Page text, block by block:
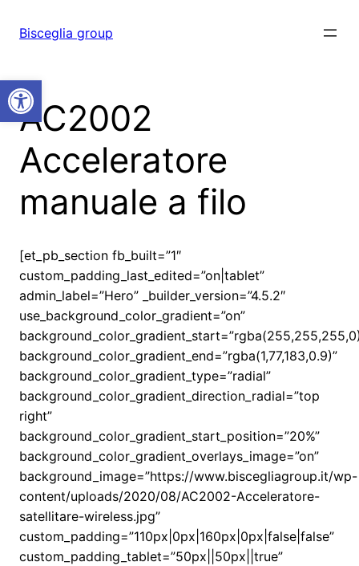
Open toolbar
Bisceglia group
AC2002
Acceleratore
manuale a filo
[et_pb_section fb_built=”1″
custom_padding_last_edited=”on|tablet”
admin_label=”Hero” _builder_version=”4.5.2″
use_background_color_gradient=”on”
background_color_gradient_end=”rgba(1,77,183,0.9)”
background_color_gradient_type=”radial”
background_color_gradient_direction_radial=”top
right”
background_color_gradient_start_position=”20%”
background_color_gradient_overlays_image=”on”
background_image=”https://www.biscegliagroup.it/wp-
content/uploads/2020/08/AC2002-Acceleratore-
satellitare-wireless.jpg”
custom_padding=”110px|0px|160px|0px|false|false”
custom_padding_tablet=”50px||50px||true”